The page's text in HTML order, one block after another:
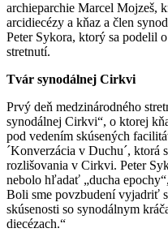
archieparchie Marcel Mojzeš,
arcidiecézy a kňaz a člen
Peter Sykora, ktorý sa podelil
stretnutí.
Tvár synodálnej Cirkvi
Prvý deň medzinárodného
synodálnej Cirkvi“, o ktorej
pod vedením skúsených
´Konverzácia v Duchu´, ktorá
rozlišovania v Cirkvi. Peter
nebolo hľadať „ducha
Boli sme povzbudení vyjadriť
skúsenosti so synodálnym
diecézach.“